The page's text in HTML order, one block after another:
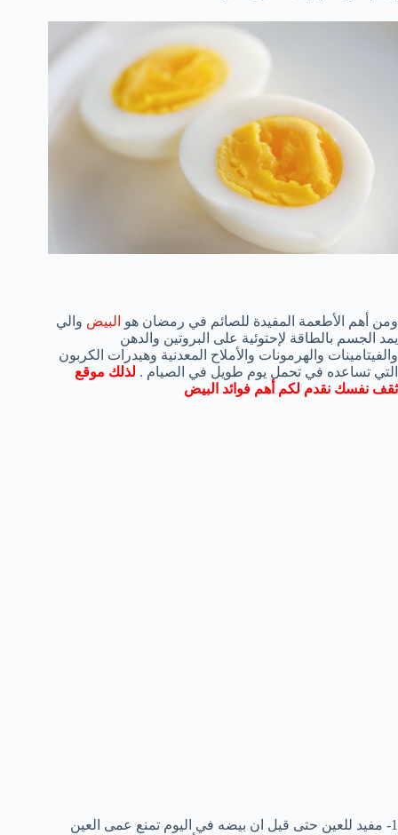
ومن أهم الأطعمة المفيدة للصائم في رمضان هو البيض والي
يمد الجسم بالطاقة لإحتوئية على البروتين والدهن
والفيتامينات والهرمونات والأملاح المعدنية وهيدرات الكربون
التي تساعده في تحمل يوم طويل في الصيام . لذلك موقع
ثقف نفسك نقدم لكم أهم فوائد البيض
1- مفيد للعين حتى قيل ان بيضه في اليوم تمنع عمى العين